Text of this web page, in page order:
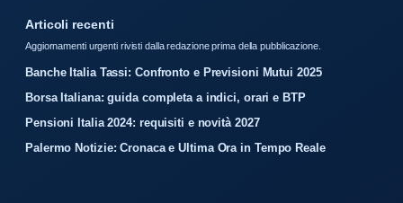
Articoli recenti
Aggiornamenti urgenti rivisti dalla redazione prima della pubblicazione.
Banche Italia Tassi: Confronto e Previsioni Mutui 2025
Borsa Italiana: guida completa a indici, orari e BTP
Pensioni Italia 2024: requisiti e novità 2027
Palermo Notizie: Cronaca e Ultima Ora in Tempo Reale